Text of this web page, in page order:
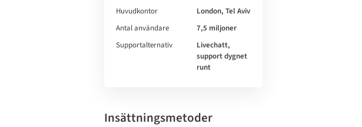
Huvudkontor
London, Tel Aviv
Antal användare
7,5 miljoner
Supportalternativ
Livechatt,
support dygnet
runt
Insättningsmetoder